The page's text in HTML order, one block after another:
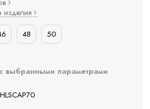
изделия
48 50
выбранными параметрами